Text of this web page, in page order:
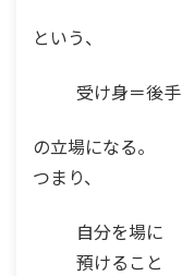
という、
受け身＝後手
の立場になる。
つまり、
自分を場に
預けること